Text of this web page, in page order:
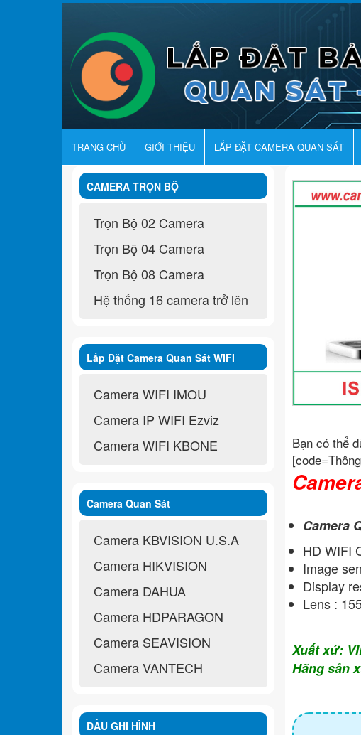
TRANG CHỦ GIỚI THIỆU LẮP ĐẶT CAMERA QUAN SÁT
Bạn có thể
Camera
HD WIFI
Image
Display
Lens :
Xuất xứ:
Hãng sản
CAMERA TRỌN BỘ
Trọn Bộ 02 Camera
Trọn Bộ 04 Camera
Trọn Bộ 08 Camera
Hệ thống 16 camera trở lên
Lắp Đặt Camera Quan Sát WIFI
Không Dây
Camera WIFI IMOU
Camera IP WIFI Ezviz
Camera WIFI KBONE
Camera Quan Sát
Camera KBVISION U.S.A
Camera HIKVISION
Camera DAHUA
Camera HDPARAGON
Camera SEAVISION
Camera VANTECH
ĐẦU GHI HÌNH